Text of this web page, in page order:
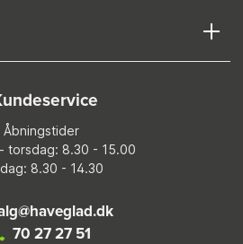
Åbningstider
torsdag: 8.30 - 15.00
8.30 - 14.30
70 27 27 51